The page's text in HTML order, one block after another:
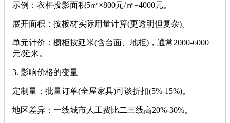
示例：衣柜投影面积5㎡×800元/㎡=4000元。
‌展开面积‌：按板材实际用量计算(更透明但复杂)。
‌单元计价‌：橱柜按延米(含台面、地柜)，通常2000-6000
元/延米。
‌3. 影响价格的变量‌
‌定制量‌：批量订单(全屋家具)可谈折扣(5%-15%)。
‌地区差异‌：一线城市人工费比二三线高20%-30%。